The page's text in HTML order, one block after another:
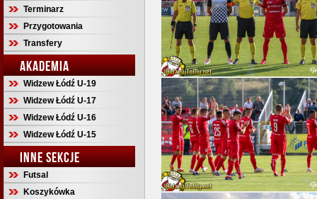
Terminarz
Przygotowania
Transfery
AKADEMIA
Widzew Łódź U-19
Widzew Łódź U-17
Widzew Łódź U-16
Widzew Łódź U-15
INNE SEKCJE
Futsal
Koszykówka